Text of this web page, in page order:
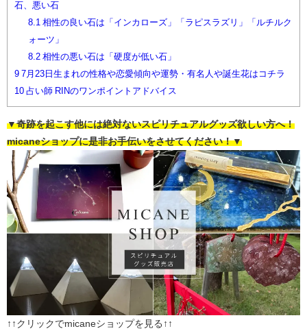
石、悪い石
8.1 相性の良い石は「インカローズ」「ラピスラズリ」「ルチルク
ォーツ」
8.2相性の悪い石は「硬度が低い石」
9 7月23日生まれの性格や恋愛傾向や運勢・有名人や誕生花はコチラ
10 占い師 RINのワンポイントアドバイス
▼奇跡を起こす他には絶対ないスピリチュアルグッズ欲しい方へ！
micaneショップに是非お手伝いをさせてください！▼
↑↑クリックでmicaneショップを見る↑↑